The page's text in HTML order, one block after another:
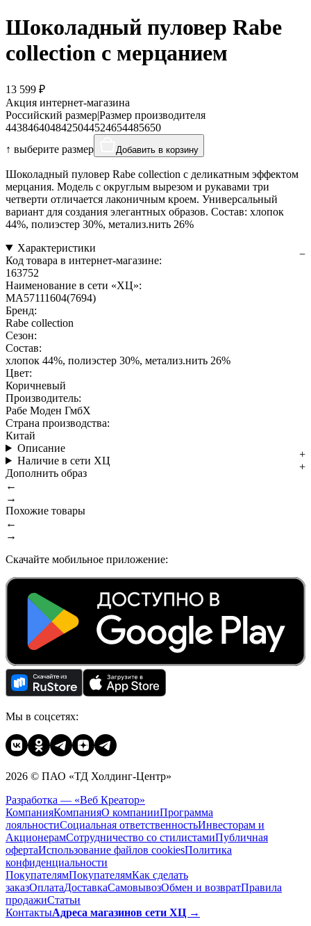
Шоколадный пуловер Rabe
collection с мерцанием
13 599 ₽
Акция интернет-магазина
Российский размер|Размер производителя
4438464048425044524654485650
↑ выберите размер
Добавить в корзину
Шоколадный пуловер Rabe collection с деликатным эффектом
мерцания. Модель с округлым вырезом и рукавами три
четверти отличается лаконичным кроем. Универсальный
вариант для создания элегантных образов. Состав: хлопок
44%, полиэстер 30%, метализ.нить 26%
Характеристики
Код товара в интернет-магазине:
163752
Наименование в сети «ХЦ»:
MA57111604(7694)
Бренд:
Rabe collection
Сезон:
Состав:
хлопок 44%, полиэстер 30%, метализ.нить 26%
Цвет:
Коричневый
Производитель:
Рабе Моден ГмбХ
Страна производства:
Китай
Описание
Наличие в сети ХЦ
Дополнить образ
←
→
Похожие товары
←
→
Скачайте мобильное приложение:
Мы в соцсетях:
2026 © ПАО «ТД Холдинг-Центр»
Разработка — «Веб Креатор»
КомпанияКомпанияО компанииПрограмма
лояльностиСоциальная ответственностьИнвесторам и
АкционерамСотрудничество со стилистамиПубличная
офертаИспользование файлов cookiesПолитика
конфиденциальности
ПокупателямПокупателямКак сделать
заказОплатаДоставкаCамовывозОбмен и возвратПравила
продажиСтатьи
КонтактыАдреса магазинов сети ХЦ →